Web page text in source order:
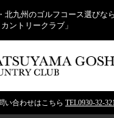
北九州のゴルフコース選びな
カントリークラブ」
い合わせはこちら TEL0930-32-